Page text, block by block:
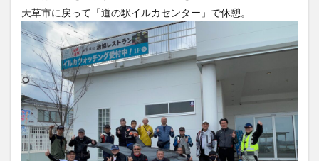
天草市に戻って「道の駅イルカセンター」で休憩。